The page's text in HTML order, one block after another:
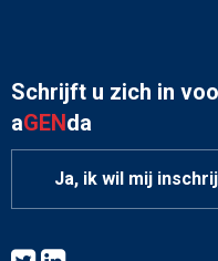
Schrijft u zich in
aGENda
Ja, ik wil mij